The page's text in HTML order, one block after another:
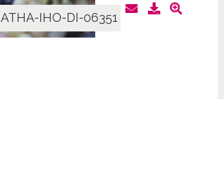
ATHA-IHO-DI-06351